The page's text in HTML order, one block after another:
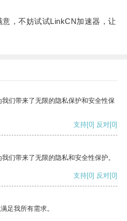
，不妨试试LinkCN加速器，让
们带来了无限的隐私保护和安全性保
支持[0] 反对[0]
们带来了无限的隐私和安全性保护。
支持[0] 反对[0]
足我所有需求。